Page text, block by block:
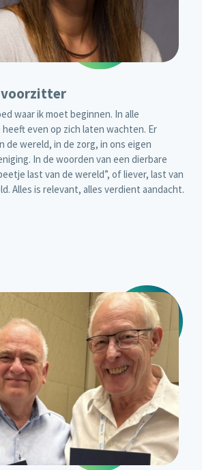
voorzitter
waar ik moet beginnen. In alle
even op zich laten wachten. Er
de wereld, in de zorg, in ons eigen
In de woorden van een dierbare
last van de wereld”, of liever, last van
Alles is relevant, alles verdient aandacht.